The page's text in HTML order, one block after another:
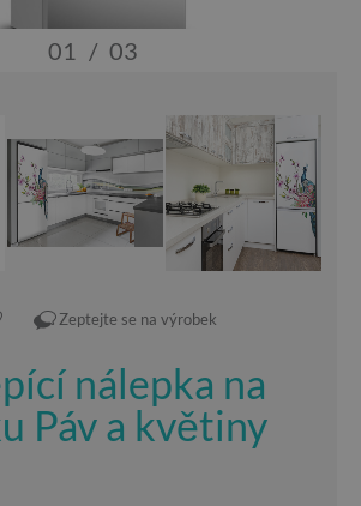
01 / 03
Zeptejte se na výrobek
nálepka na
Páv a květiny